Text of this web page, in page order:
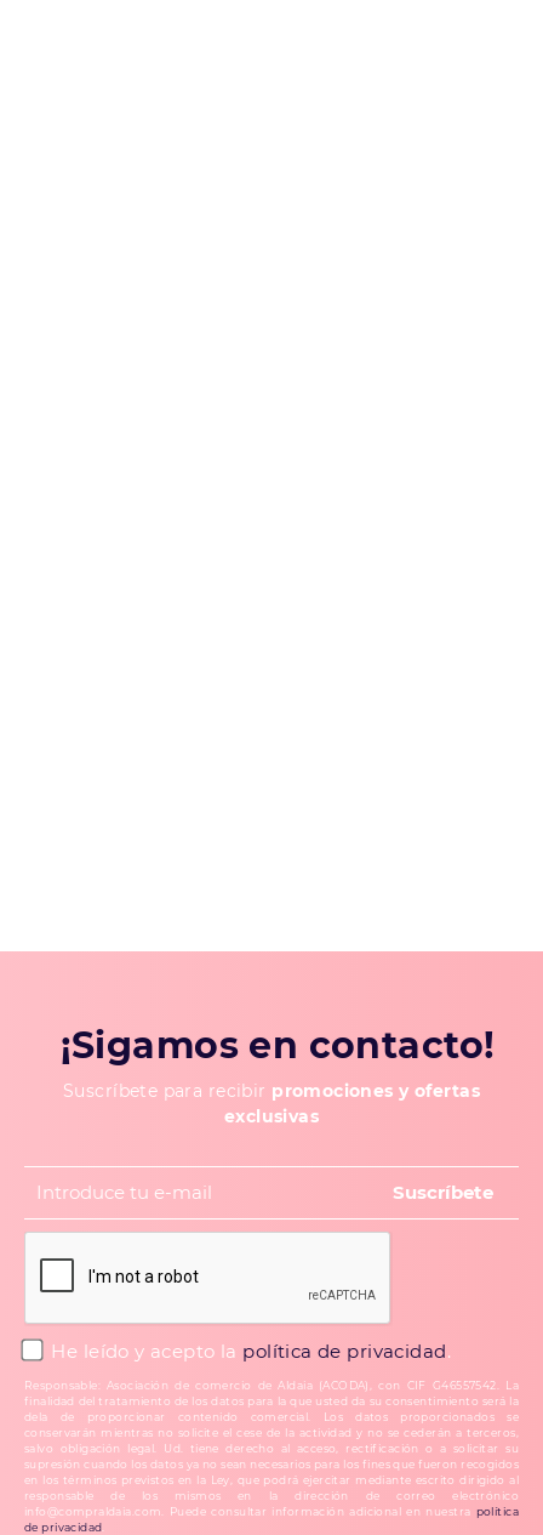
¡Sigamos en contacto!
Suscríbete para recibir promociones y ofertas
exclusivas
He leído y acepto la política de privacidad.
Responsable: Asociación de comercio de Aldaia (ACODA), con CIF G46557542. La
finalidad del tratamiento de los datos para la que usted da su consentimiento será la
dela de proporcionar contenido comercial. Los datos proporcionados se
conservarán mientras no solicite el cese de la actividad y no se cederán a terceros,
salvo obligación legal. Ud. tiene derecho al acceso, rectificación o a solicitar su
supresión cuando los datos ya no sean necesarios para los fines que fueron recogidos
en los términos previstos en la Ley, que podrá ejercitar mediante escrito dirigido al
responsable de los mismos en la dirección de correo electrónico
info@compraldaia.com. Puede consultar información adicional en nuestra política
de privacidad